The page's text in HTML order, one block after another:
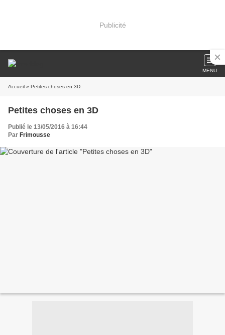
Publicité
MENU
Accueil » Petites choses en 3D
Petites choses en 3D
Publié le 13/05/2016 à 16:44
Par Frimousse